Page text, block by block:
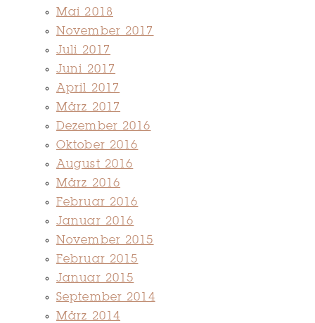
Mai 2018
November 2017
Juli 2017
Juni 2017
April 2017
März 2017
Dezember 2016
Oktober 2016
August 2016
März 2016
Februar 2016
Januar 2016
November 2015
Februar 2015
Januar 2015
September 2014
März 2014